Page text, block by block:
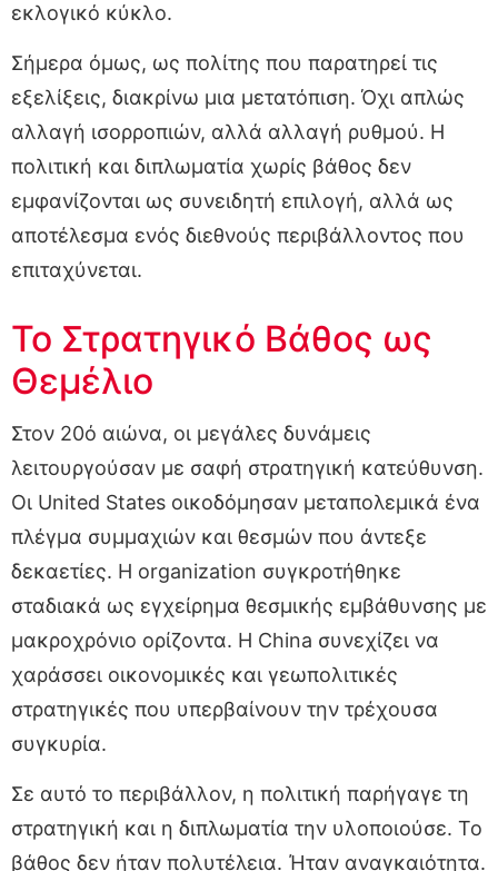
εκλογικό κύκλο.
Σήμερα όμως, ως πολίτης που παρατηρεί τις
εξελίξεις, διακρίνω μια μετατόπιση. Όχι απλώς
αλλαγή ισορροπιών, αλλά αλλαγή ρυθμού. Η
πολιτική και διπλωματία χωρίς βάθος δεν
εμφανίζονται ως συνειδητή επιλογή, αλλά ως
αποτέλεσμα ενός διεθνούς περιβάλλοντος που
επιταχύνεται.
Το Στρατηγικό Βάθος ως
Θεμέλιο
Στον 20ό αιώνα, οι μεγάλες δυνάμεις
λειτουργούσαν με σαφή στρατηγική κατεύθυνση.
Οι United States οικοδόμησαν μεταπολεμικά ένα
πλέγμα συμμαχιών και θεσμών που άντεξε
δεκαετίες. Η organization συγκροτήθηκε
σταδιακά ως εγχείρημα θεσμικής εμβάθυνσης με
μακροχρόνιο ορίζοντα. Η China συνεχίζει να
χαράσσει οικονομικές και γεωπολιτικές
στρατηγικές που υπερβαίνουν την τρέχουσα
συγκυρία.
Σε αυτό το περιβάλλον, η πολιτική παρήγαγε τη
στρατηγική και η διπλωματία την υλοποιούσε. Το
βάθος δεν ήταν πολυτέλεια. Ήταν αναγκαιότητα.